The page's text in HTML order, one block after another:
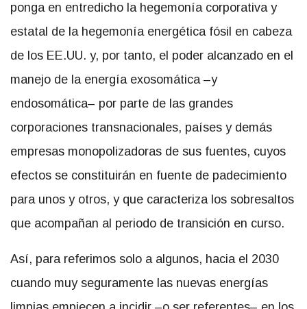
ponga en entredicho la hegemonía corporativa y
estatal de la hegemonía energética fósil en cabeza
de los EE.UU. y, por tanto, el poder alcanzado en el
manejo de la energía exosomática –y
endosomática– por parte de las grandes
corporaciones transnacionales, países y demás
empresas monopolizadoras de sus fuentes, cuyos
efectos se constituirán en fuente de padecimiento
para unos y otros, y que caracteriza los sobresaltos
que acompañan al periodo de transición en curso.
Así, para referimos solo a algunos, hacia el 2030
cuando muy seguramente las nuevas energías